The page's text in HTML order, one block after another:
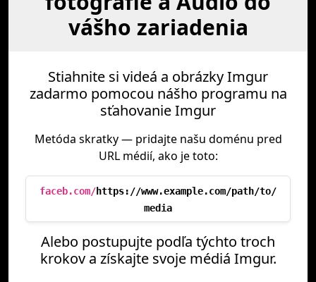
vášho zariadenia
Stiahnite si videá a obrázky Imgur
zadarmo pomocou nášho programu na
sťahovanie Imgur
Metóda skratky — pridajte našu doménu pred
URL médií, ako je toto:
faceb.com/https://www.example.com/path/to/
media
Alebo postupujte podľa týchto troch
krokov a získajte svoje médiá Imgur.